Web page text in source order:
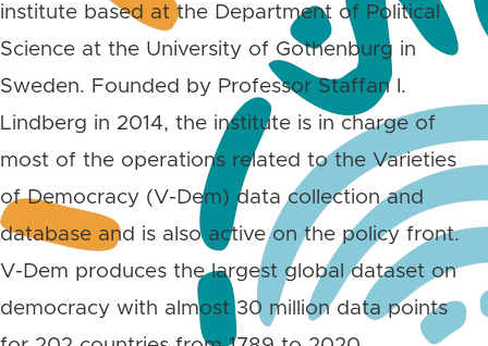
institute based at the Department of Political
Science at the University of Gothenburg in
Sweden. Founded by Professor Staffan I.
Lindberg in 2014, the institute is in charge of
most of the operations related to the Varieties
of Democracy (V-Dem) data collection and
database and is also active on the policy front.
V-Dem produces the largest global dataset on
democracy with almost 30 million data points